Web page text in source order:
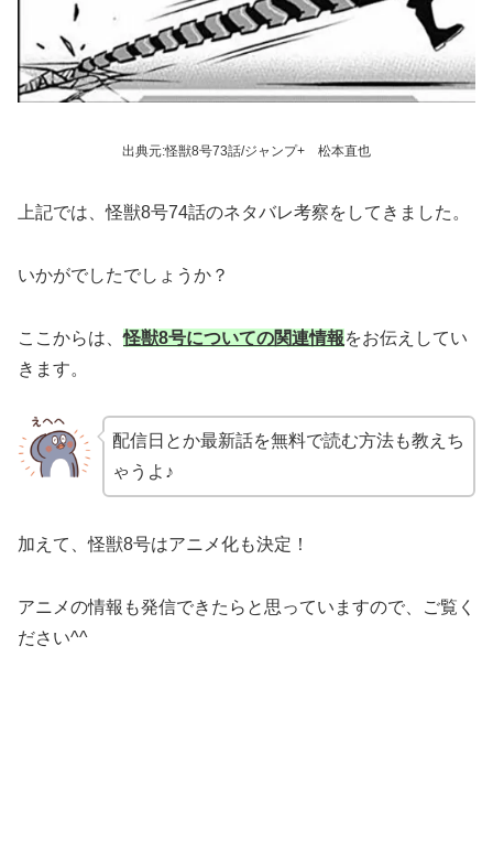
出典元:怪獣8号73話/ジャンプ+ 松本直也
上記では、怪獣8号74話のネタバレ考察をしてきました。
いかがでしたでしょうか？
ここからは、怪獣8号についての関連情報をお伝えしてい
きます。
配信日とか最新話を無料で読む方法も教えち
ゃうよ♪
加えて、怪獣8号はアニメ化も決定！
アニメの情報も発信できたらと思っていますので、ご覧く
ださい^^